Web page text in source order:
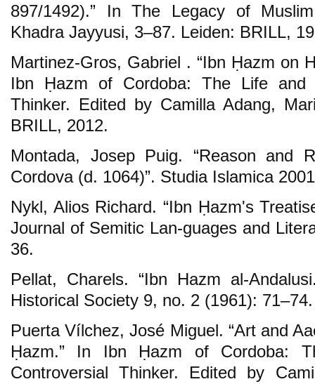
897/1492).” In The Legacy of
Khadra Jayyusi, 3–87. Leiden: BRILL,
Martinez-Gros, Gabriel . “Ibn Ḥazm on
Ibn Ḥazm of Cordoba: The Life and
Thinker. Edited by Camilla Adang,
BRILL, 2012.
Montada, Josep Puig. “Reason and
Cordova (d. 1064)”. Studia Islamica
Nykl, Alios Richard. “Ibn Ḥazm's
Journal of Semitic Lan-guages and
36.
Pellat, Charels. “Ibn Hazm al-
Historical Society 9, no. 2 (1961): 71–74.
Puerta Vílchez, José Miguel. “Art and
Ḥazm.” In Ibn Ḥazm of Cordoba:
Controversial Thinker. Edited by